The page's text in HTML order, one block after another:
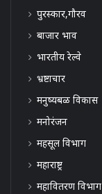
पुरस्कार,गौरव
बाजार भाव
भारतीय रेल्वे
भ्रष्टाचार
मनुष्यबळ विकास
मनोरंजन
महसूल विभाग
महाराष्ट्र
महावितरण विभाग